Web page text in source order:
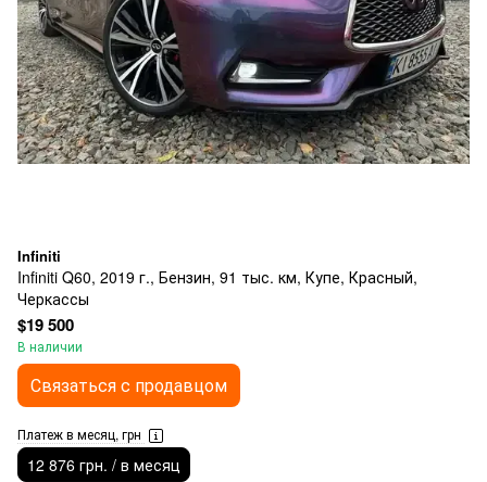
Infiniti
Infiniti Q60, 2019 г., Бензин, 91 тыс. км, Купе, Красный,
Черкассы
$19 500
В наличии
Связаться с продавцом
Платеж в месяц, грн
12 876 грн. / в месяц